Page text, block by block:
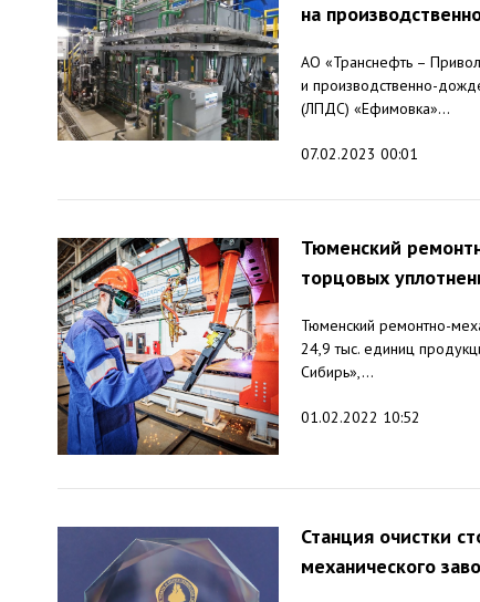
на
АО «Транснефть –
и производственно-
(ЛПДС) «Ефимовка»...
07.02.2023 00:01
Тюменский
торцовых
Тюменский ремонтно-
24,9 тыс. единиц
Сибирь»,...
01.02.2022 10:52
Станция очистки
механического